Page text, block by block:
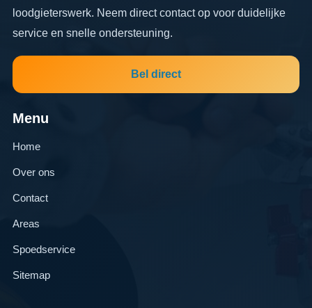
loodgieterswerk. Neem direct contact op voor duidelijke
service en snelle ondersteuning.
Bel direct
Menu
Home
Over ons
Contact
Areas
Spoedservice
Sitemap